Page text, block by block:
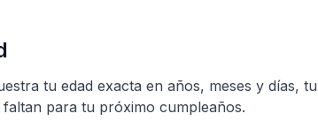
tu edad exacta en años, meses y días,
para tu próximo cumpleaños.